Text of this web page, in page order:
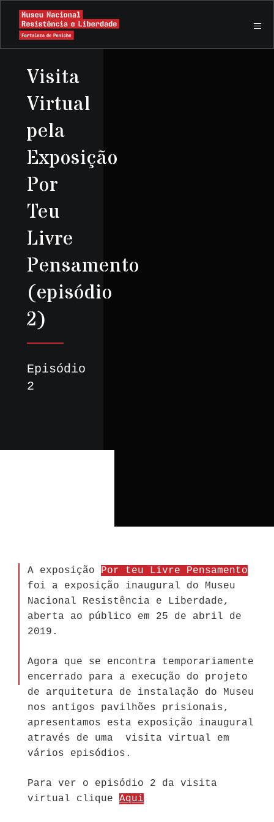
Visita
Virtual
pela
Exposição
Por
Teu
Livre
Pensamento
(episódio
2)
Episódio
2
A exposição Por teu Livre Pensamento
foi a exposição inaugural do Museu
Nacional Resistência e Liberdade,
aberta ao público em 25 de abril de
2019.
Agora que se encontra temporariamente
encerrado para a execução do projeto
de arquitetura de instalação do Museu
nos antigos pavilhões prisionais,
apresentamos esta exposição inaugural
através de uma visita virtual em
vários episódios.
Para ver o episódio 2 da visita
virtual clique Aqui